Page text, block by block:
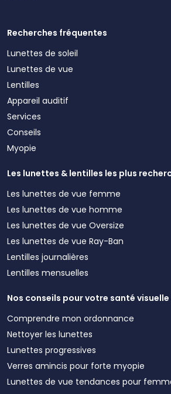
Recherches fréquentes
Lunettes de soleil
Lunettes de vue
Lentilles
Appareil auditif
Services
Conseils
Myopie
Les lunettes & lentilles les plus
Les lunettes de vue femme
Les lunettes de vue homme
Les lunettes de vue Oversize
Les lunettes de vue Ray-Ban
Lentilles journalières
Lentilles mensuelles
Nos conseils pour votre santé
Comprendre mon ordonnance
Nettoyer les lunettes
Lunettes progressives
Verres amincis pour forte myopie
Lunettes de vue tendances pour